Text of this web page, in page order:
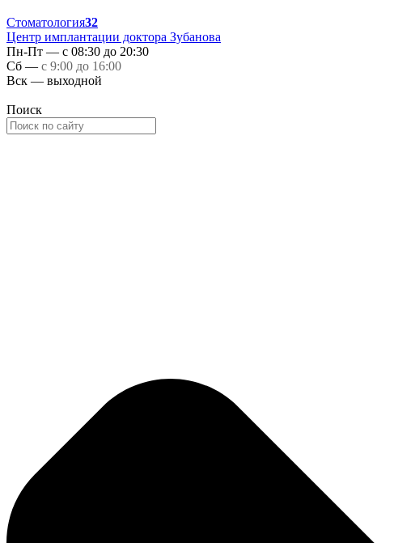
Стоматология32
Центр имплантации доктора Зубанова
Пн-Пт — с 08:30 до 20:30
Сб — с 9:00 до 16:00
Вск — выходной
Поиск